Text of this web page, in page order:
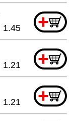
+
1.45
+
1.21
+
1.21